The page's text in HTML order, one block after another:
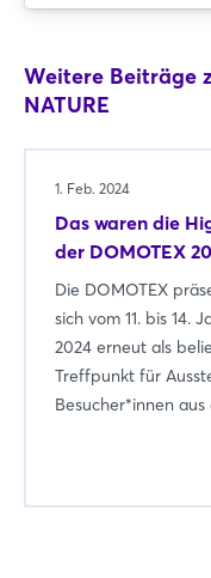
Weitere Beiträge
NATURE
1. Feb. 2024
Das waren die
der DOMOTEX
Die DOMOTEX
sich vom 11. bis 14.
2024 erneut als
Treffpunkt für
Besucher*innen aus